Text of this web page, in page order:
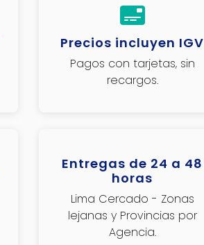
Precios incluyen IGV
Pagos con tarjetas, sin
recargos.
Entregas de 24 a 48
horas
Lima Cercado - Zonas
lejanas y Provincias por
Agencia.